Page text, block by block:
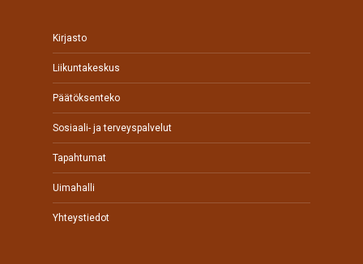
Kirjasto
Liikuntakeskus
Päätöksenteko
Sosiaali- ja terveyspalvelut
Tapahtumat
Uimahalli
Yhteystiedot